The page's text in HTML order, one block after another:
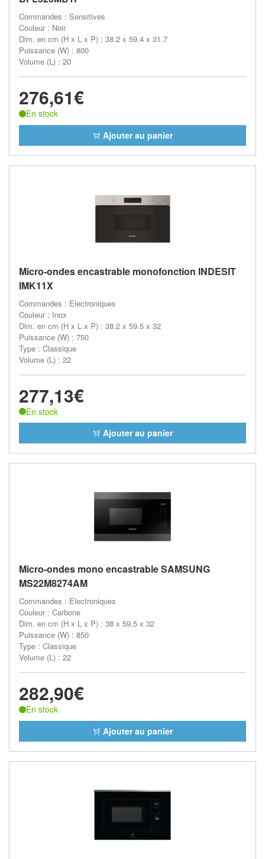
Commandes : Sensitives
Couleur : Noir
Dim. en cm (H x L x P) : 38.2 x 59.4 x 31.7
Puissance (W) : 800
Volume (L) : 20
276,61€
En stock
Ajouter au panier
Micro-ondes encastrable monofonction INDESIT
IMK11X
Commandes : Electroniques
Couleur : Inox
Dim. en cm (H x L x P) : 38.2 x 59.5 x 32
Puissance (W) : 750
Type : Classique
Volume (L) : 22
277,13€
En stock
Ajouter au panier
Micro-ondes mono encastrable SAMSUNG
MS22M8274AM
Commandes : Electroniques
Couleur : Carbone
Dim. en cm (H x L x P) : 38 x 59.5 x 32
Puissance (W) : 850
Type : Classique
Volume (L) : 22
282,90€
En stock
Ajouter au panier